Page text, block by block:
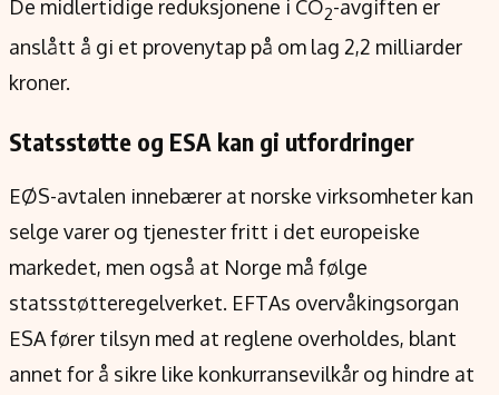
De midlertidige reduksjonene i CO2-avgiften er
anslått å gi et provenytap på om lag 2,2 milliarder
kroner.
Statsstøtte og ESA kan gi utfordringer
EØS-avtalen innebærer at norske virksomheter kan
selge varer og tjenester fritt i det europeiske
markedet, men også at Norge må følge
statsstøtteregelverket. EFTAs overvåkingsorgan
ESA fører tilsyn med at reglene overholdes, blant
annet for å sikre like konkurransevilkår og hindre at